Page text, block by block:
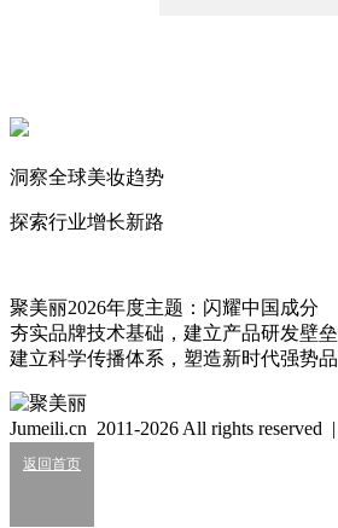
2026/7/2
新锐彩妆“白月光”遭资本集体清仓！
773
细胞级抗衰：功效护肤的下一轮大风口
2026/07/24
业绩大涨，皮肤科巨头杀入全球美妆十
2026/07/24
洞察全球美妆趋势
探索行业增长新路
聚美丽2026年度主题：闪耀中国成分
夯实品牌技术基础，建立产品研发壁垒
建立科学传播体系，塑造新时代强势
Jumeili.cn 2011-2026 All rights
返回首页